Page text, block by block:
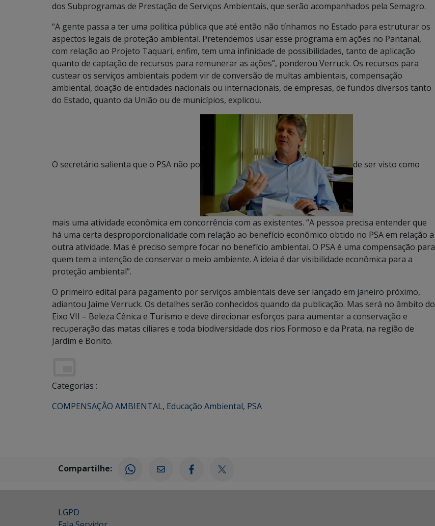
dos Subprogramas de Prestação de Serviços Ambientais, que serão acompanhados pela Semagro.
“A gente passa a ter uma política pública que até então não tínhamos no Estado para estruturar os
aspectos legais de proteção ambiental. Pretendemos usar esse programa em ações no Pantanal,
com relação ao Projeto Taquari, enfim, tem uma infinidade de possibilidades, tanto de aplicação
quanto de captação de recursos para remunerar as ações”, ponderou Verruck. Os recursos para
custear os serviços ambientais podem vir de conversão de multas ambientais, compensação
ambiental, doação de entidades nacionais ou internacionais, de empresas, de fundos diversos tanto
do Estado, quanto da União ou de municípios, explicou.
O secretário salienta que o PSA não po de ser visto como
mais uma atividade econômica em concorrência com as existentes. “A pessoa precisa entender que
há uma certa desproporcionalidade com relação ao benefício econômico obtido no PSA em relação a
outra atividade. Mas é preciso sempre focar no benefício ambiental. O PSA é uma compensação para
quem tem a intenção de conservar o meio ambiente. A ideia é dar visibilidade econômica para a
proteção ambiental”.
O primeiro edital para pagamento por serviços ambientais deve ser lançado em janeiro próximo,
adiantou Jaime Verruck. Os detalhes serão conhecidos quando da publicação. Mas será no âmbito do
Eixo VII – Beleza Cênica e Turismo e deve direcionar esforços para aumentar a conservação e
recuperação das matas ciliares e toda biodiversidade dos rios Formoso e da Prata, na região de
Jardim e Bonito.
Categorias :
COMPENSAÇÃO AMBIENTAL, Educação Ambiental, PSA
Compartilhe:
LGPD